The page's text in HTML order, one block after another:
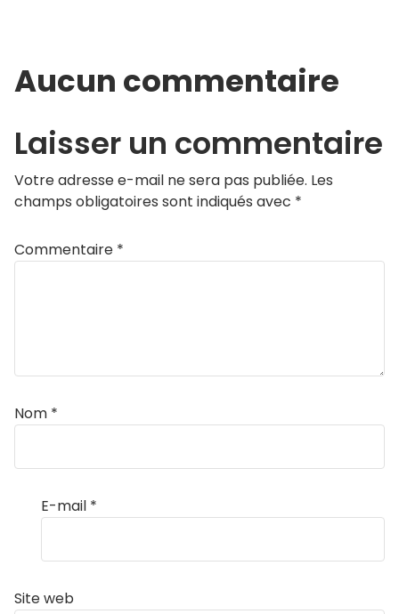
Aucun commentaire
Laisser un commentaire
Votre adresse e-mail ne sera pas publiée. Les
champs obligatoires sont indiqués avec *
Commentaire *
Nom *
E-mail *
Site web